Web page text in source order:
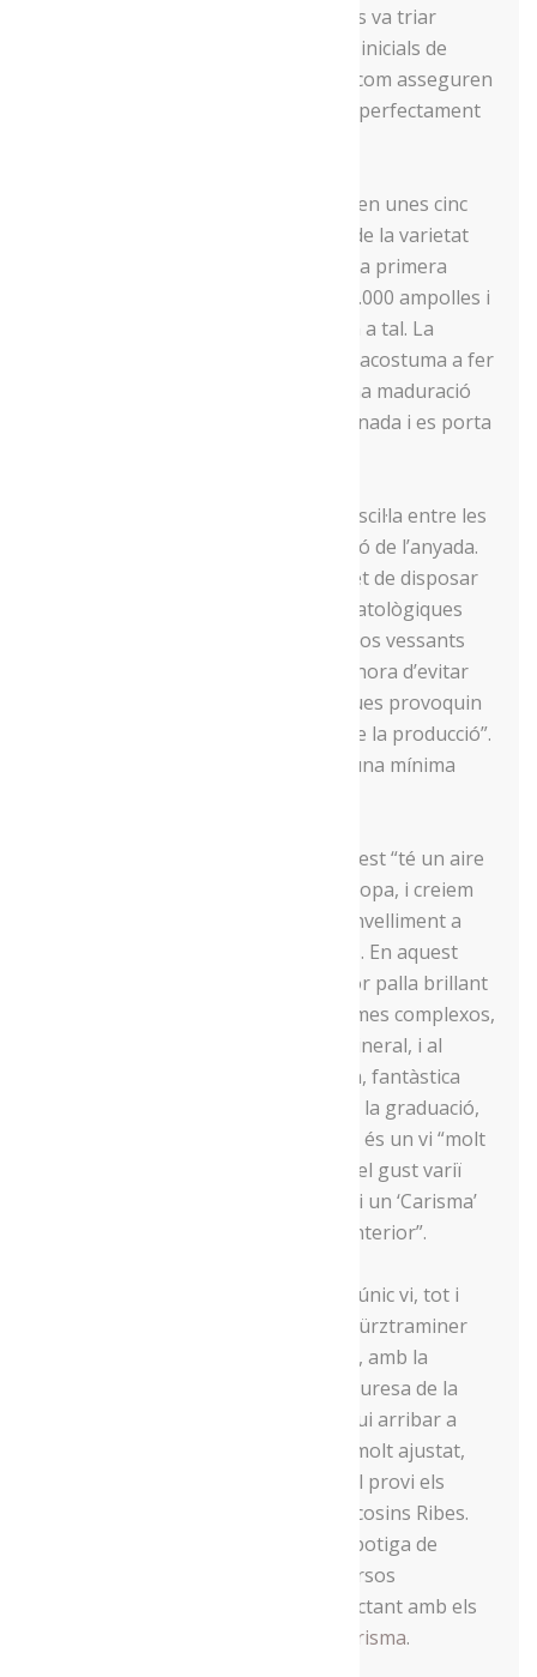
iniciar el projecte Carisma. De fet, es va triar
aquest nom jugant amb part de les inicials de
Carles Ribes Massana i, perquè tal com asseguren
els cosins Ribes, “el carisma definia perfectament
En total, a les dues vinyes s’hi planten unes cinc
hectàrees, de les quals quatre són de la varietat
Gewürztraminer i una de Riesling. La primera
collita es va fer el 2011, elaborant 4.000 ampolles i
iniciant així el projecte Carisma com a tal. La
collita, expliquen els cosins Ribes, s’acostuma a fer
a mitjans d’octubre, buscant l’òptima maduració
del raïm. Es fa tota en una única jornada i es porta
Pel que fa a la producció, aquesta oscil·la entre les
7.000 i les 10.000 ampolles, en funció de l’anyada.
En aquest sentit, apunten que “el fet de disposar
de dues vinyes amb condicions climatològiques
semblants, però separades en els dos vessants
del Segre, suposa un avantatge a l’hora d’evitar
que les inclemències meteorològiques provoquin
problemes que afectin la totalitat de la producció”.
Això, doncs, els permet assegurar una mínima
Pel que fa a l’estil de vi que fan, aquest “té un aire
semblant als d’Alsàcia, al nord d’Europa, i creiem
que és capaç d’un llarg i fantàstic envelliment a
l’ampolla”, apunten els cosins Ribes. En aquest
sentit, detallen que “és un vi de color palla brillant
amb reflexes daurats, al nas té aromes complexos,
com préssec i lychee, amb un toc mineral, i al
paladar té una acidesa pronunciada, fantàstica
longitud i pes en boca”. Pel que fa a la graduació,
aquesta se situa al voltant del 12% i és un vi “molt
influenciat pel clima, fet que fa que el gust variï
any rere any i que cada collita tingui un ‘Carisma’
especial i subtilment diferent de l’anterior”.
Fins ara només tenen al mercat un únic vi, tot i
que s’ha fet alguna prova amb Gewürztraminer
sòl. “Carisma és un vi fet amb el cor, amb la
intenció que, malgrat la dificultat i duresa de la
seva producció, sigui un vi que pugui arribar a
tothom, amb un preu per ampolla molt ajustat,
traslladant al paladar de tot el qui el provi els
aromes del Pirineu”, conclouen els cosins Ribes.
Qui el vulgui tastar, el trobarà a la botiga de
Menja’t l’Alt Urgell, així com en diversos
establiments de la comarca o contactant amb els
a través del web de Carisma.